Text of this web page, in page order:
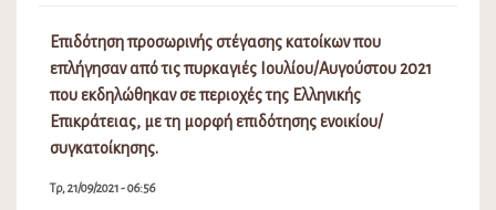
Επιδότηση προσωρινής στέγασης κατοίκων που
επλήγησαν από τις πυρκαγιές Ιουλίου/Αυγούστου 2021
που εκδηλώθηκαν σε περιοχές της Ελληνικής
Επικράτειας, με τη μορφή επιδότησης ενοικίου/
συγκατοίκησης.
Τρ, 21/09/2021 - 06:56